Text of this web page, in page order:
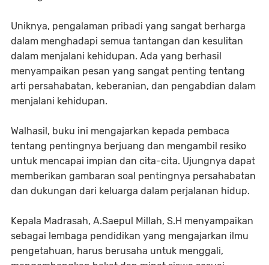
Uniknya, pengalaman pribadi yang sangat berharga
dalam menghadapi semua tantangan dan kesulitan
dalam menjalani kehidupan. Ada yang berhasil
menyampaikan pesan yang sangat penting tentang
arti persahabatan, keberanian, dan pengabdian dalam
menjalani kehidupan.
Walhasil, buku ini mengajarkan kepada pembaca
tentang pentingnya berjuang dan mengambil resiko
untuk mencapai impian dan cita-cita. Ujungnya dapat
memberikan gambaran soal pentingnya persahabatan
dan dukungan dari keluarga dalam perjalanan hidup.
Kepala Madrasah, A.Saepul Millah, S.H menyampaikan
sebagai lembaga pendidikan yang mengajarkan ilmu
pengetahuan, harus berusaha untuk menggali,